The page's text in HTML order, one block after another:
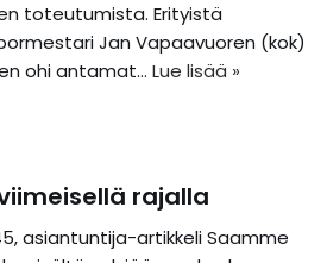
toteutumista. Erityistä
Jan Vapaavuoren (kok)
ohi antamat… Lue lisää »
rajalla
asiantuntija-artikkeli Saamme